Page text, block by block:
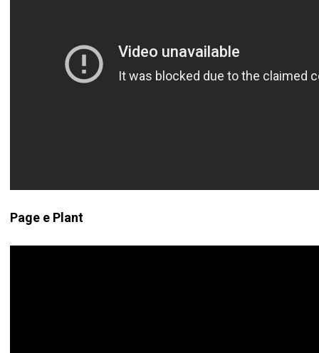
Page e Plant